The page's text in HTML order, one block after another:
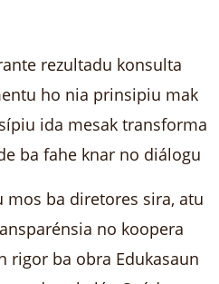
rezultadu konsulta
ho nia prinsipiu mak
ida mesak transforma
ba fahe knar no diálogu
mos ba diretores sira, atu
no koopera
rigor ba obra Edukasaun